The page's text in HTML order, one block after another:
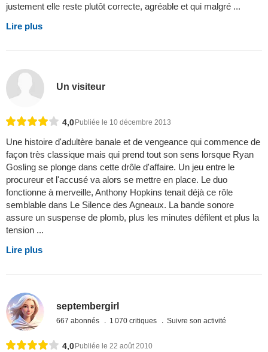
justement elle reste plutôt correcte, agréable et qui malgré ...
Lire plus
Un visiteur
4,0Publiée le 10 décembre 2013
Une histoire d'adultère banale et de vengeance qui commence de
façon très classique mais qui prend tout son sens lorsque Ryan
Gosling se plonge dans cette drôle d'affaire. Un jeu entre le
procureur et l'accusé va alors se mettre en place. Le duo
fonctionne à merveille, Anthony Hopkins tenait déjà ce rôle
semblable dans Le Silence des Agneaux. La bande sonore
assure un suspense de plomb, plus les minutes défilent et plus la
tension ...
Lire plus
septembergirl
667 abonnés 1 070 critiques Suivre son activité
4,0 Publiée le 22 août 2010